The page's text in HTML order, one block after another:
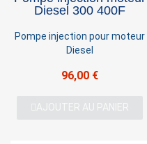
Diesel 300 400F
Pompe injection pour moteur
Diesel
96,00 €
AJOUTER AU PANIER